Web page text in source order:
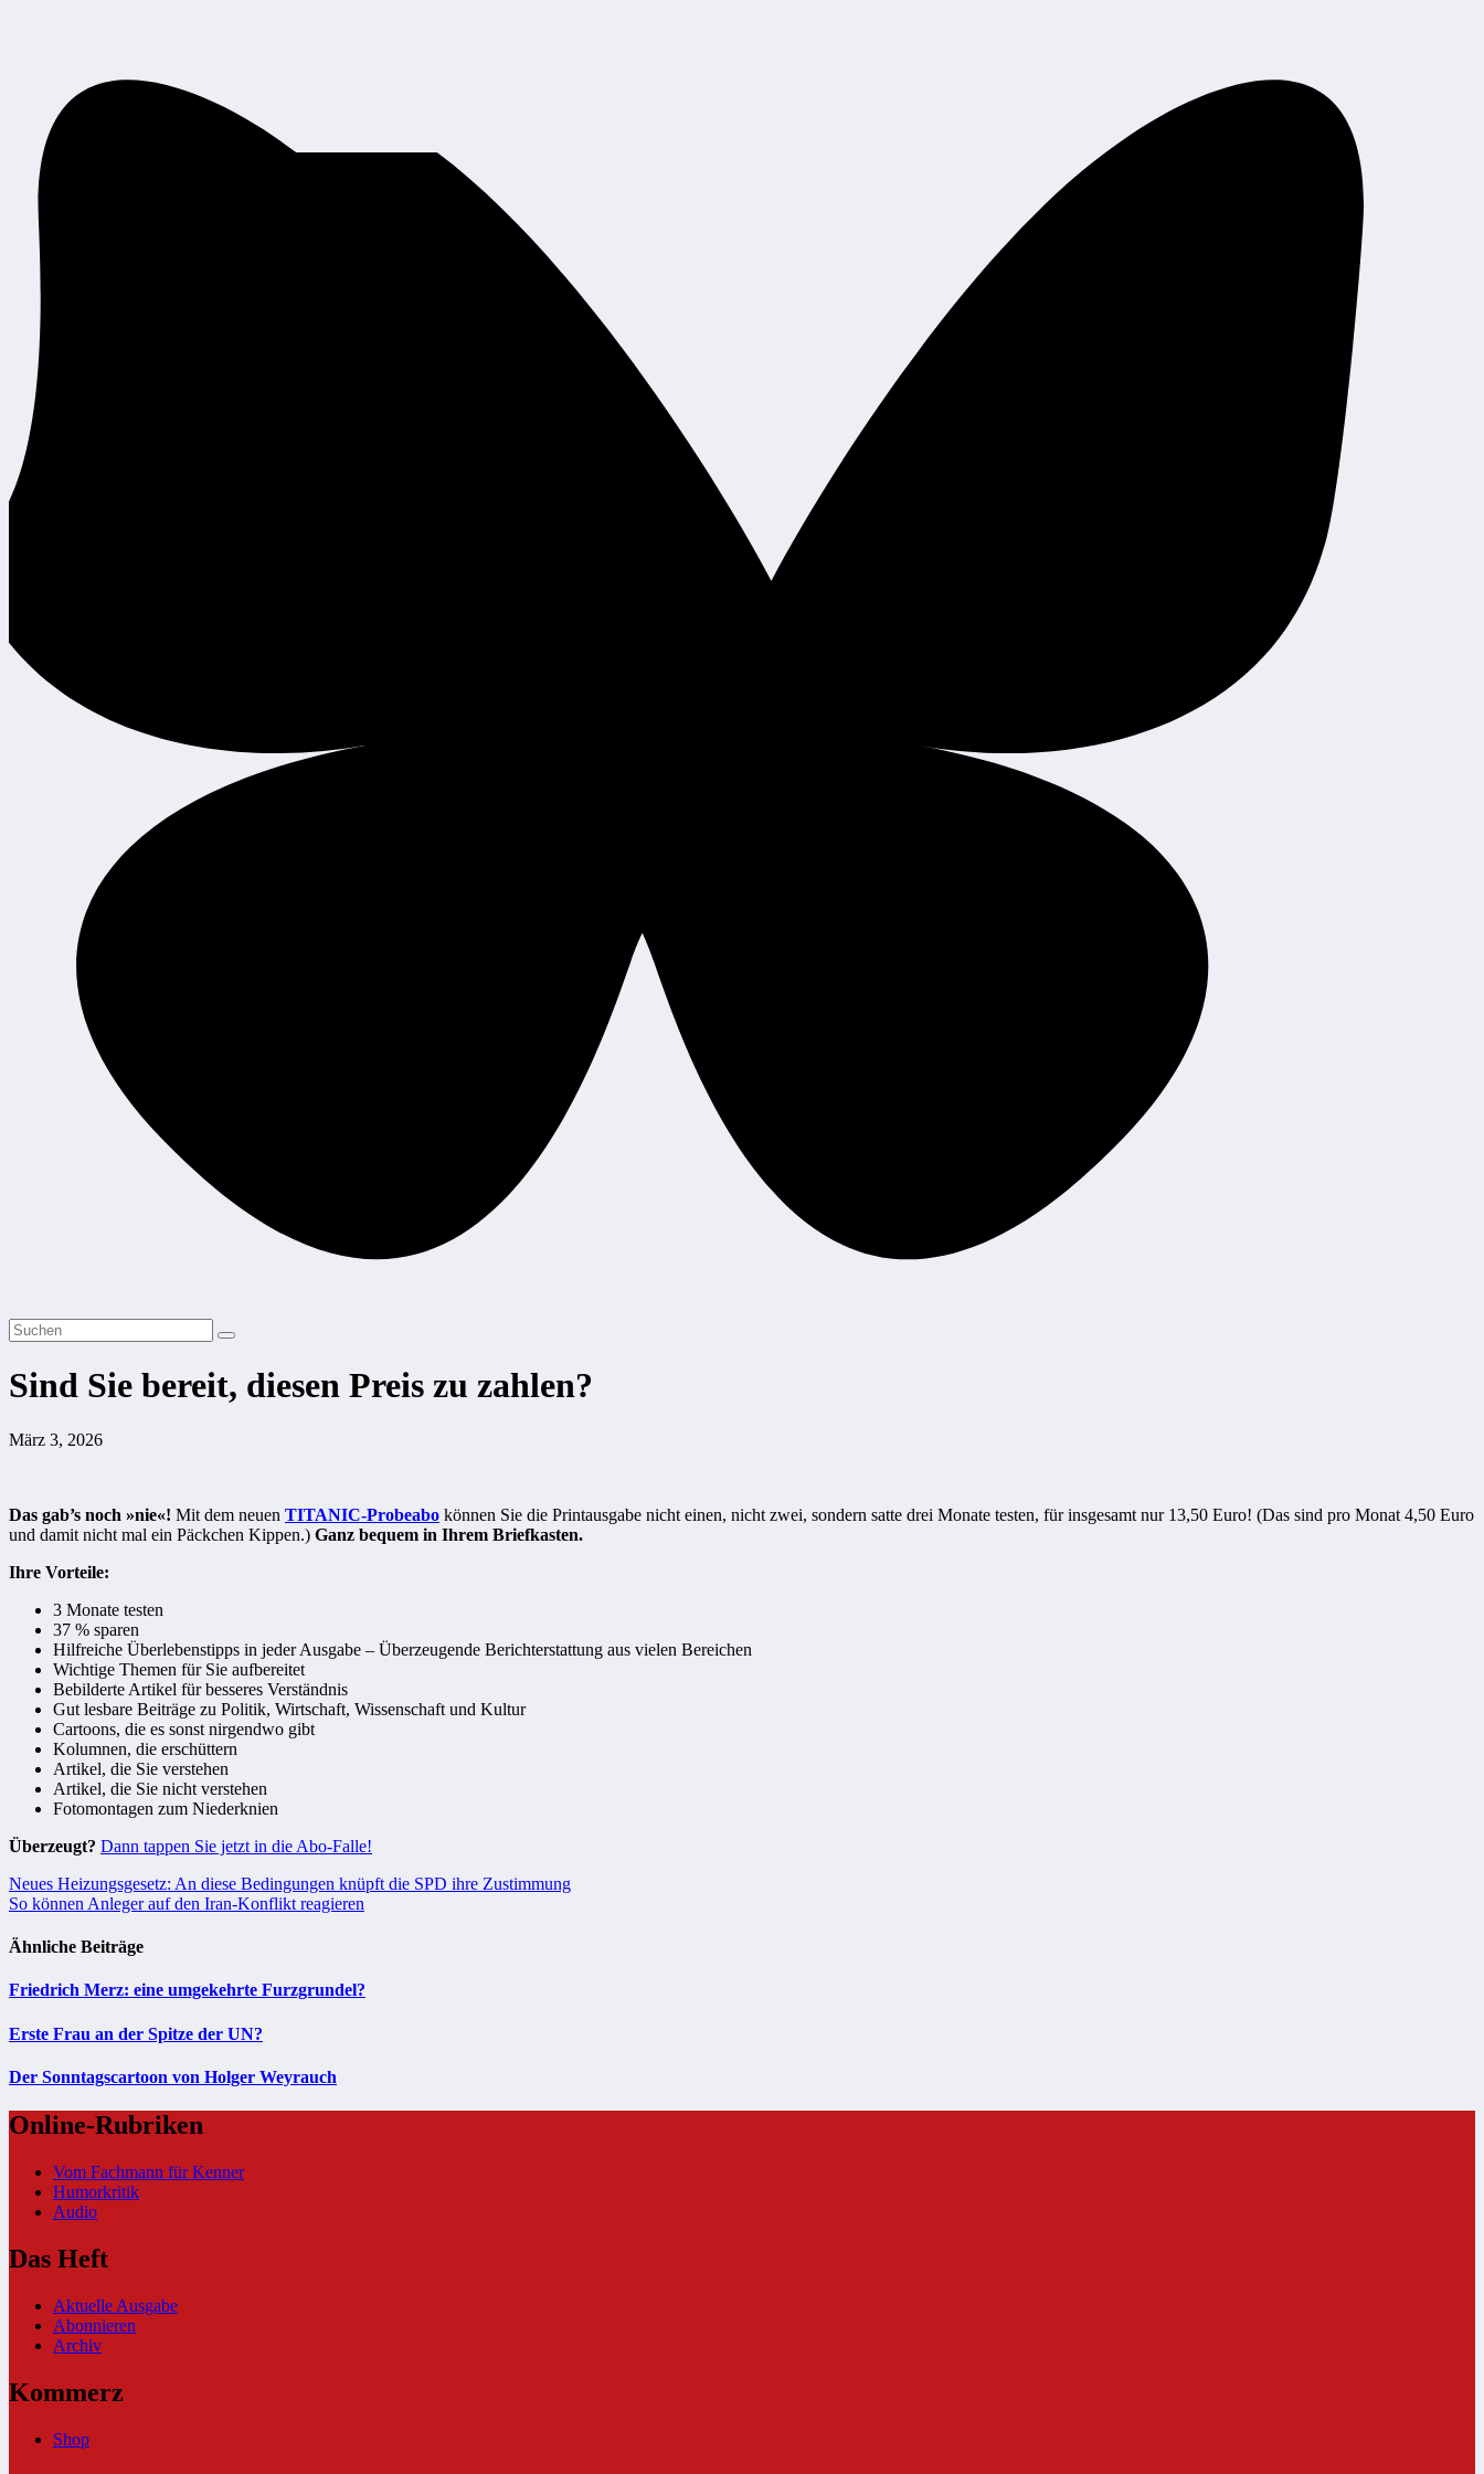
Sind Sie bereit, diesen Preis zu zahlen?
März 3, 2026
Das gab’s noch »nie«! Mit dem neuen TITANIC-Probeabo können Sie die Printausgabe nicht einen, nicht zwei, sondern satte drei Monate testen, für insgesamt nur 13,50 Euro! (Das sind pro Monat 4,50 Euro
und damit nicht mal ein Päckchen Kippen.) Ganz bequem in Ihrem Briefkasten.
Ihre Vorteile:
3 Monate testen
37 % sparen
Hilfreiche Überlebenstipps in jeder Ausgabe – Überzeugende Berichterstattung aus vielen Bereichen
Wichtige Themen für Sie aufbereitet
Bebilderte Artikel für besseres Verständnis
Gut lesbare Beiträge zu Politik, Wirtschaft, Wissenschaft und Kultur
Cartoons, die es sonst nirgendwo gibt
Kolumnen, die erschüttern
Artikel, die Sie verstehen
Artikel, die Sie nicht verstehen
Fotomontagen zum Niederknien
Überzeugt? Dann tappen Sie jetzt in die Abo-Falle!
Beitragsnavigation
Neues Heizungsgesetz: An diese Bedingungen knüpft die SPD ihre Zustimmung
So können Anleger auf den Iran-Konflikt reagieren
Ähnliche Beiträge
Friedrich Merz: eine umgekehrte Furzgrundel?
Erste Frau an der Spitze der UN?
Der Sonntagscartoon von Holger Weyrauch
Online-Rubriken
Vom Fachmann für Kenner
Humorkritik
Audio
Das Heft
Aktuelle Ausgabe
Abonnieren
Archiv
Kommerz
Shop